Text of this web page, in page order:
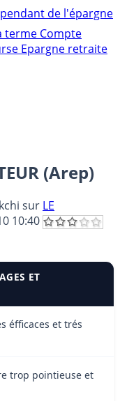
de l'épargne
terme Compte
Epargne retraite
(Arep)
sur LE
10:40
ET
éfficaces et trés
trop pointieuse et